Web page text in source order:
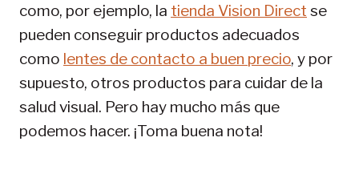
como, por ejemplo, la tienda Vision Direct se
pueden conseguir productos adecuados
como lentes de contacto a buen precio, y por
supuesto, otros productos para cuidar de la
salud visual. Pero hay mucho más que
podemos hacer. ¡Toma buena nota!